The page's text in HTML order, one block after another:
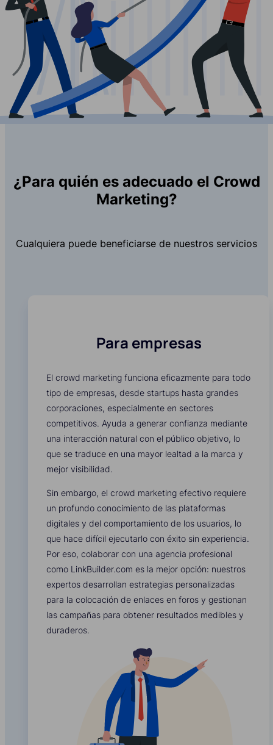
¿Para quién es adecuado el Crowd
Marketing?
Cualquiera puede beneficiarse de nuestros servicios
Para empresas
El crowd marketing funciona eficazmente para todo
tipo de empresas, desde startups hasta grandes
corporaciones, especialmente en sectores
competitivos. Ayuda a generar confianza mediante
una interacción natural con el público objetivo, lo
que se traduce en una mayor lealtad a la marca y
mejor visibilidad.
Sin embargo, el crowd marketing efectivo requiere
un profundo conocimiento de las plataformas
digitales y del comportamiento de los usuarios, lo
que hace difícil ejecutarlo con éxito sin experiencia.
Por eso, colaborar con una agencia profesional
como LinkBuilder.com es la mejor opción: nuestros
expertos desarrollan estrategias personalizadas
para la colocación de enlaces en foros y gestionan
las campañas para obtener resultados medibles y
duraderos.